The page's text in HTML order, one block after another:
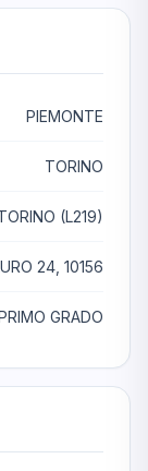
PIEMONTE
TORINO
(L219)
24, 10156
GRADO